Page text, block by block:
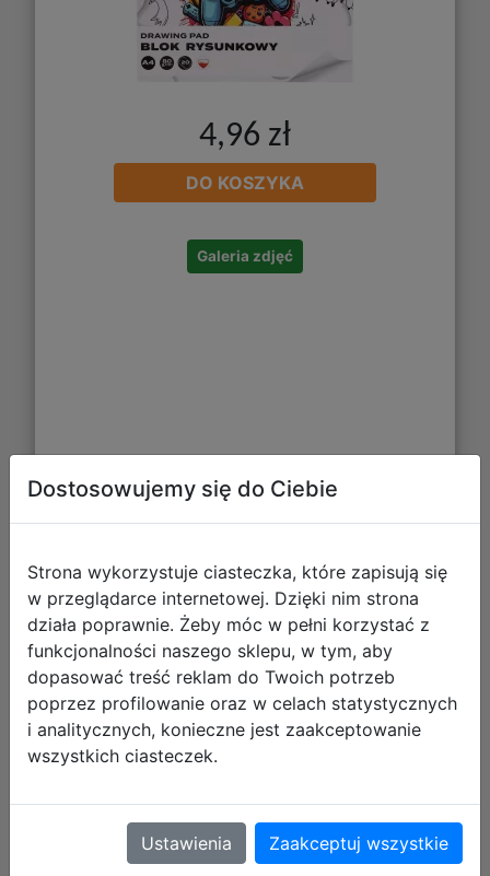
4,96 zł
DO KOSZYKA
Galeria zdjęć
Piłka Nożna Kameleon 553112
Dostosowujemy się do Ciebie
Strona wykorzystuje ciasteczka, które zapisują się
w przeglądarce internetowej. Dzięki nim strona
działa poprawnie. Żeby móc w pełni korzystać z
funkcjonalności naszego sklepu, w tym, aby
dopasować treść reklam do Twoich potrzeb
poprzez profilowanie oraz w celach statystycznych
i analitycznych, konieczne jest zaakceptowanie
wszystkich ciasteczek.
Ustawienia Zaakceptuj wszystkie